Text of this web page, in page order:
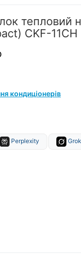
тепловий
CKF-11CH
кондиціонерів
Perplexity Grok